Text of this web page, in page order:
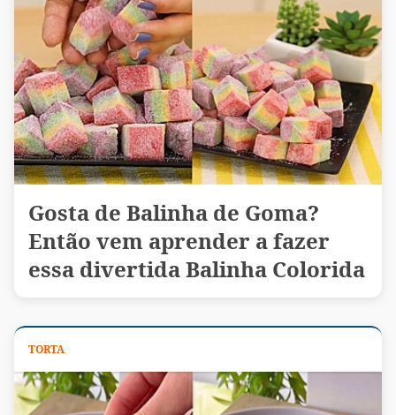
Gosta de Balinha de Goma?
Então vem aprender a fazer
essa divertida Balinha Colorida
TORTA